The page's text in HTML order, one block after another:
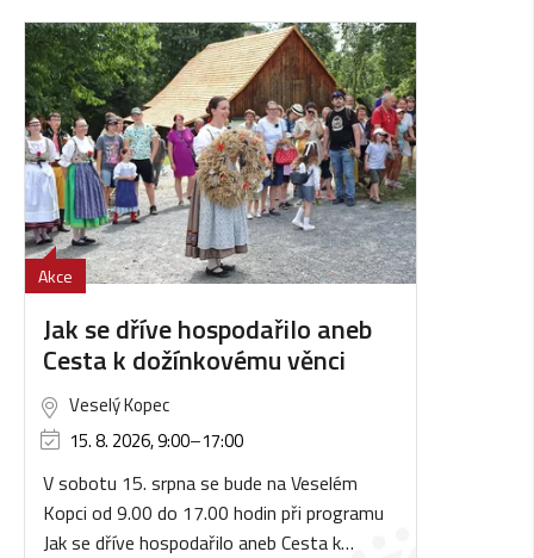
Akce
Jak se dříve hospodařilo aneb
Cesta k dožínkovému věnci
Veselý Kopec
15. 8. 2026, 9:00–17:00
V sobotu 15. srpna se bude na Veselém
Kopci od 9.00 do 17.00 hodin při programu
Jak se dříve hospodařilo aneb Cesta k…